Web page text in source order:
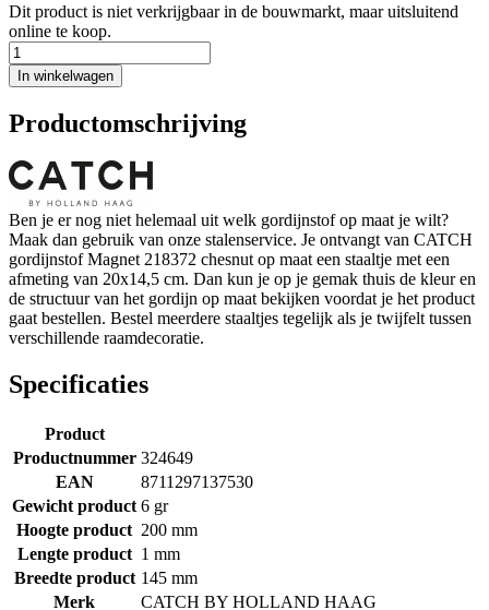
Dit product is niet verkrijgbaar in de bouwmarkt, maar uitsluitend
online te koop.
In winkelwagen
Productomschrijving
Ben je er nog niet helemaal uit welk gordijnstof op maat je wilt?
Maak dan gebruik van onze stalenservice. Je ontvangt van CATCH
gordijnstof Magnet 218372 chesnut op maat een staaltje met een
afmeting van 20x14,5 cm. Dan kun je op je gemak thuis de kleur en
de structuur van het gordijn op maat bekijken voordat je het product
gaat bestellen. Bestel meerdere staaltjes tegelijk als je twijfelt tussen
verschillende raamdecoratie.
Specificaties
Product
Productnummer 324649
EAN
8711297137530
Gewicht product 6 gr
Hoogte product 200 mm
Lengte product 1 mm
Breedte product 145 mm
Merk
CATCH BY HOLLAND HAAG